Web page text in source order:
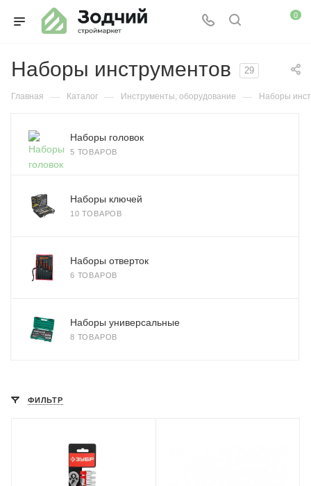
0
Наборы инструментов 29
Главная — Каталог — Инструменты, оборудование — Наборы
Наборы головок
5 ТОВАРОВ
Наборы ключей
10 ТОВАРОВ
Наборы отверток
6 ТОВАРОВ
Наборы универсальные
8 ТОВАРОВ
ФИЛЬТР